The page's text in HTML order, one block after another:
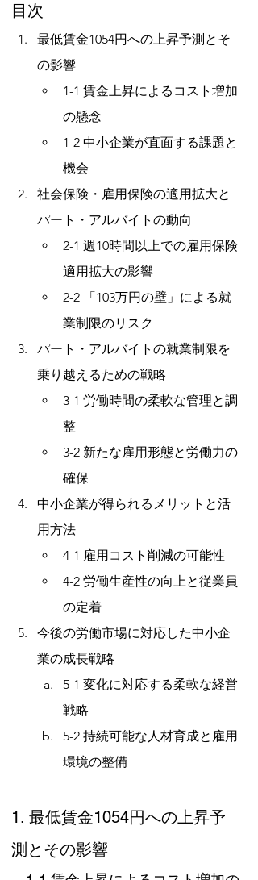
目次
最低賃金1054円への上昇予測とそ
の影響
1-1 賃金上昇によるコスト増加
の懸念
1-2 中小企業が直面する課題と
機会
社会保険・雇用保険の適用拡大と
パート・アルバイトの動向
2-1 週10時間以上での雇用保険
適用拡大の影響
2-2 「103万円の壁」による就
業制限のリスク
パート・アルバイトの就業制限を
乗り越えるための戦略
3-1 労働時間の柔軟な管理と調
整
3-2 新たな雇用形態と労働力の
確保
中小企業が得られるメリットと活
用方法
4-1 雇用コスト削減の可能性
4-2 労働生産性の向上と従業員
の定着
今後の労働市場に対応した中小企
業の成長戦略
5-1 変化に対応する柔軟な経営
戦略
5-2 持続可能な人材育成と雇用
環境の整備
1. 最低賃金1054円への上昇予
測とその影響